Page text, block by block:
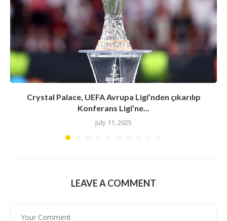
Crystal Palace, UEFA Avrupa Ligi’nden çıkarılıp
Konferans Ligi’ne...
July 11, 2025
LEAVE A COMMENT